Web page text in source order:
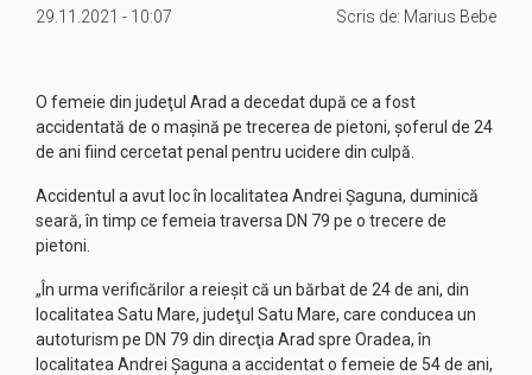
29.11.2021 - 10:07 Scris de: Marius Bebe
O femeie din judeţul Arad a decedat după ce a fost
accidentată de o maşină pe trecerea de pietoni, şoferul de 24
de ani fiind cercetat penal pentru ucidere din culpă.
Accidentul a avut loc în localitatea Andrei Şaguna, duminică
seară, în timp ce femeia traversa DN 79 pe o trecere de
pietoni.
„În urma verificărilor a reieşit că un bărbat de 24 de ani, din
localitatea Satu Mare, judeţul Satu Mare, care conducea un
autoturism pe DN 79 din direcţia Arad spre Oradea, în
localitatea Andrei Şaguna a accidentat o femeie de 54 de ani,